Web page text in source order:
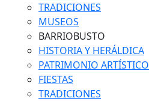
TRADICIONES
MUSEOS
BARRIOBUSTO
HISTORIA Y HERÁLDICA
PATRIMONIO ARTÍSTICO
FIESTAS
TRADICIONES